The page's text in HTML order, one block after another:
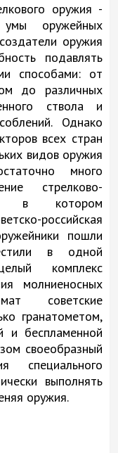
оружия -
оружейных
оружия
подавлять
способами: от
до различных
ствола и
Однако
всех стран
видов оружия
много
стрелково-
в котором
российская
пошли
в одной
комплекс
молниеносных
советские
гранатометом,
беспламенной
своеобразный
специального
выполнять
оружия.